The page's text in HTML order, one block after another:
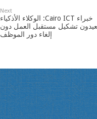
Next
خبراء Cairo ICT: الوكلاء الأذكياء
تشكيل مستقبل العمل دون
إلغاء دور الموظف